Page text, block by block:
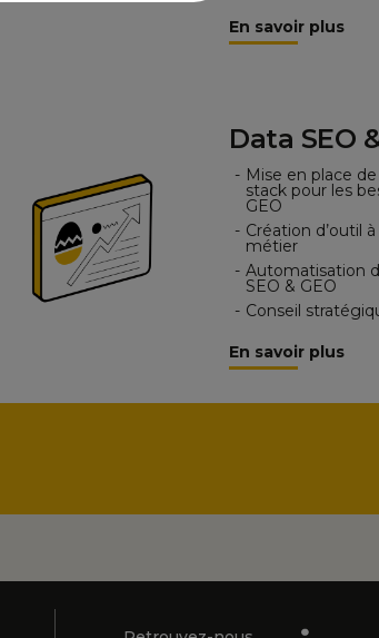
En savoir plus
Data SEO
- Mise en place
stack pour les
GEO
- Création d’outil
métier
- Automatisation
SEO & GEO
- Conseil
En savoir plus